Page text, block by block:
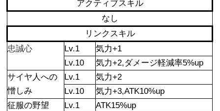
アクティブスキル
なし
リンクスキル
忠誠心
Lv.1
気力+1
Lv.10
気力+2,ダメージ軽減率5%up
サイヤ人への
憎しみ
Lv.1
気力+2
Lv.10
気力+3,ATK10%up
征服の野望
Lv.1
ATK15%up